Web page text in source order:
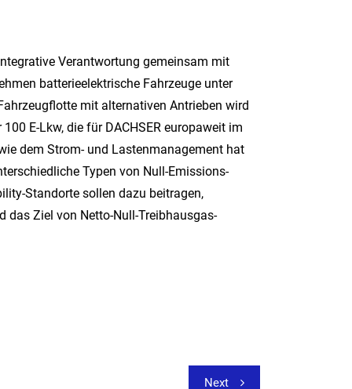
Verantwortung gemeinsam mit
batterieelektrische Fahrzeuge unter
mit alternativen Antrieben wird
E-Lkw, die für DACHSER europaweit im
dem Strom- und Lastenmanagement hat
Typen von Null-Emissions-
Standorte sollen dazu beitragen,
das Ziel von Netto-Null-Treibhausgas-
Next